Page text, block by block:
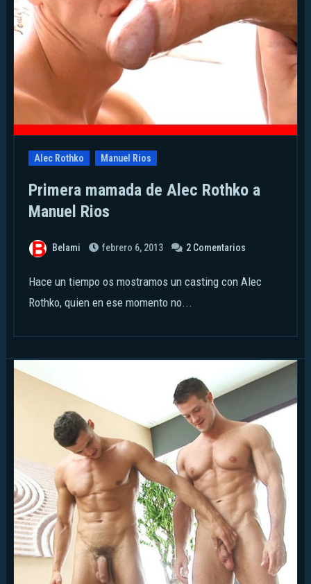
Alec Rothko Manuel Rios
Primera mamada de Alec Rothko a
Manuel Rios
Belami febrero 6, 2013 2 Comentarios
Hace un tiempo os mostramos un casting con Alec
Rothko, quien en ese momento no...